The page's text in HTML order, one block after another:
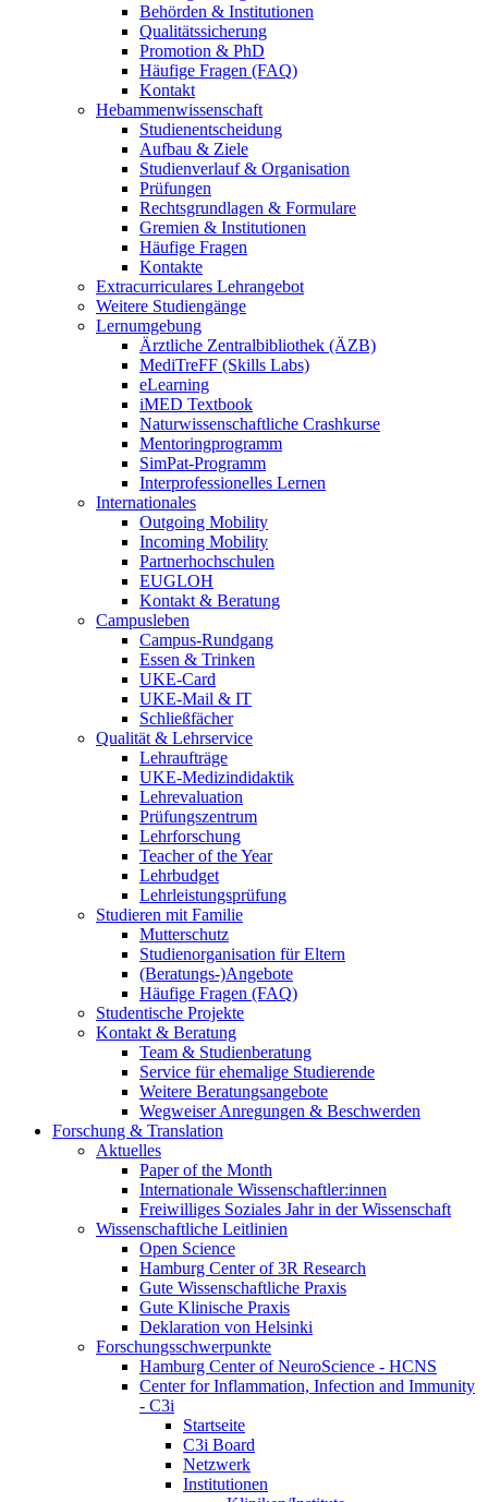
Behörden & Institutionen
Qualitätssicherung
Promotion & PhD
Häufige Fragen (FAQ)
Kontakt
Hebammenwissenschaft
Studienentscheidung
Aufbau & Ziele
Studienverlauf & Organisation
Prüfungen
Rechtsgrundlagen & Formulare
Gremien & Institutionen
Häufige Fragen
Kontakte
Extracurriculares Lehrangebot
Weitere Studiengänge
Lernumgebung
Ärztliche Zentralbibliothek (ÄZB)
MediTreFF (Skills Labs)
eLearning
iMED Textbook
Naturwissenschaftliche Crashkurse
Mentoringprogramm
SimPat-Programm
Interprofessionelles Lernen
Internationales
Outgoing Mobility
Incoming Mobility
Partnerhochschulen
EUGLOH
Kontakt & Beratung
Campusleben
Campus-Rundgang
Essen & Trinken
UKE-Card
UKE-Mail & IT
Schließfächer
Qualität & Lehrservice
Lehraufträge
UKE-Medizindidaktik
Lehrevaluation
Prüfungszentrum
Lehrforschung
Teacher of the Year
Lehrbudget
Lehrleistungsprüfung
Studieren mit Familie
Mutterschutz
Studienorganisation für Eltern
(Beratungs-)Angebote
Häufige Fragen (FAQ)
Studentische Projekte
Kontakt & Beratung
Team & Studienberatung
Service für ehemalige Studierende
Weitere Beratungsangebote
Wegweiser Anregungen & Beschwerden
Forschung & Translation
Aktuelles
Paper of the Month
Internationale Wissenschaftler:innen
Freiwilliges Soziales Jahr in der Wissenschaft
Wissenschaftliche Leitlinien
Open Science
Hamburg Center of 3R Research
Gute Wissenschaftliche Praxis
Gute Klinische Praxis
Deklaration von Helsinki
Forschungsschwerpunkte
Hamburg Center of NeuroScience - HCNS
Center for Inflammation, Infection and Immunity
- C3i
Startseite
C3i Board
Netzwerk
Institutionen